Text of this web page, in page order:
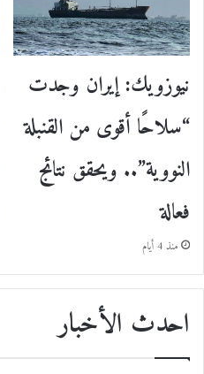
نيوزويك: إيران وجدت
“سلاحًا أقوى من القنبلة
النووية”.. ويحقق نتائج
فعالة
منذ 4 أيام
احدث الأخبار